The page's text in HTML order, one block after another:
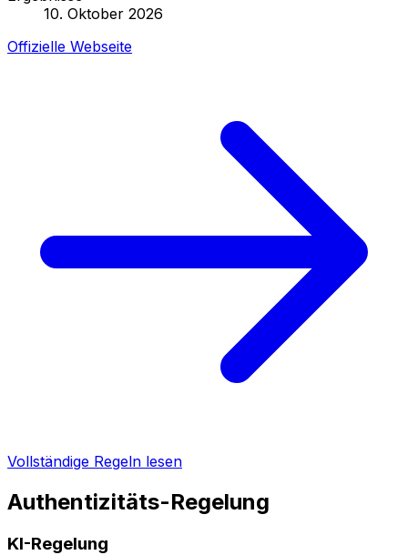
10. Oktober 2026
Offizielle Webseite
Vollständige Regeln lesen
Authentizitäts-Regelung
KI-Regelung